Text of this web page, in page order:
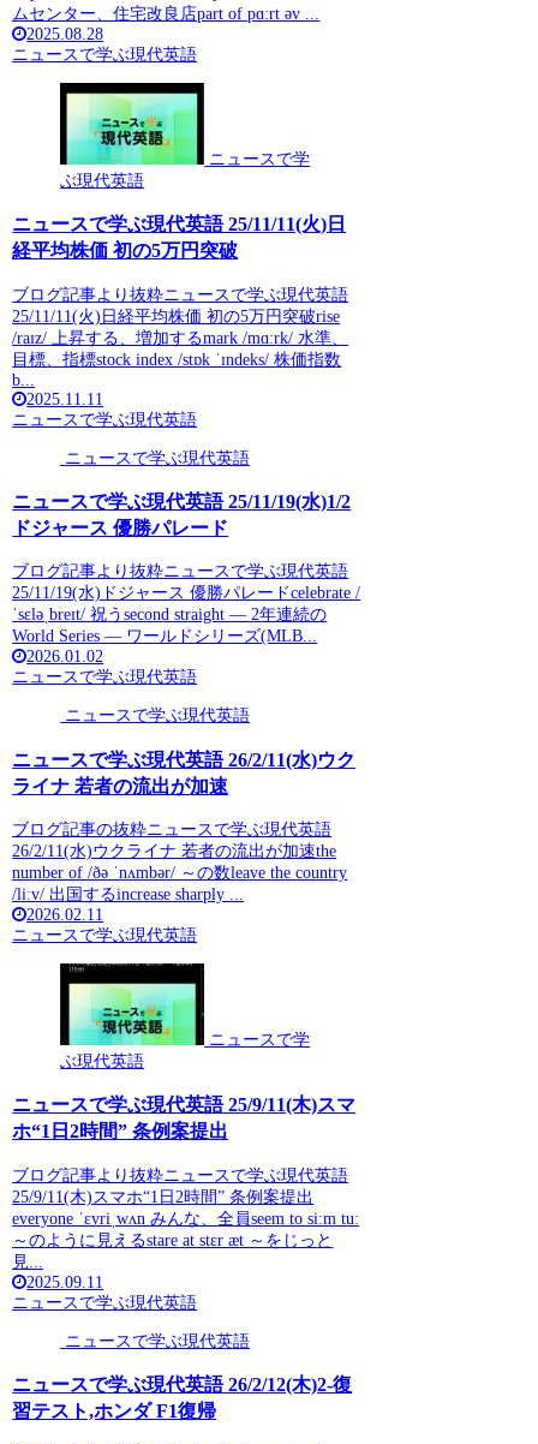
ムセンター、住宅改良店part of pɑːrt əv ...
2025.08.28
ニュースで学ぶ現代英語
ニュースで学
ぶ現代英語
ニュースで学ぶ現代英語 25/11/11(火)日
経平均株価 初の5万円突破
ブログ記事より抜粋ニュースで学ぶ現代英語
25/11/11(火)日経平均株価 初の5万円突破rise
/raɪz/ 上昇する、増加するmark /mɑːrk/ 水準、
目標、指標stock index /stɒk ˈɪndeks/ 株価指数
b...
2025.11.11
ニュースで学ぶ現代英語
ニュースで学ぶ現代英語
ニュースで学ぶ現代英語 25/11/19(水)1/2
ドジャース 優勝パレード
ブログ記事より抜粋ニュースで学ぶ現代英語
25/11/19(水)ドジャース 優勝パレードcelebrate /
ˈsɛləˌbreɪt/ 祝うsecond straight — 2年連続の
World Series — ワールドシリーズ(MLB...
2026.01.02
ニュースで学ぶ現代英語
ニュースで学ぶ現代英語
ニュースで学ぶ現代英語 26/2/11(水)ウク
ライナ 若者の流出が加速
ブログ記事の抜粋ニュースで学ぶ現代英語
26/2/11(水)ウクライナ 若者の流出が加速the
number of /ðə ˈnʌmbər/ ～の数leave the country
/liːv/ 出国するincrease sharply ...
2026.02.11
ニュースで学ぶ現代英語
ニュースで学
ぶ現代英語
ニュースで学ぶ現代英語 25/9/11(木)スマ
ホ“1日2時間” 条例案提出
ブログ記事より抜粋ニュースで学ぶ現代英語
25/9/11(木)スマホ“1日2時間” 条例案提出
everyone ˈɛvriˌwʌn みんな、全員seem to siːm tuː
～のように見えるstare at stɛr æt ～をじっと
見...
2025.09.11
ニュースで学ぶ現代英語
ニュースで学ぶ現代英語
ニュースで学ぶ現代英語 26/2/12(木)2-復
習テスト,ホンダ F1復帰